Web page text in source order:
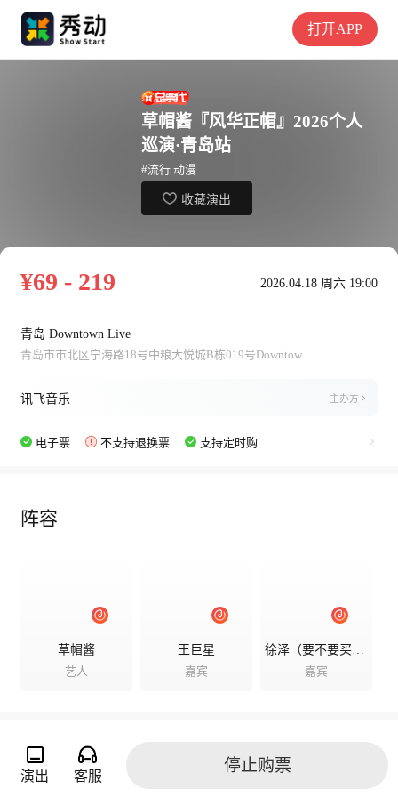
打开APP
草帽酱『风华正帽』2026个人
巡演·青岛站
#流行 动漫
收藏演出
¥69 - 219 2026.04.18 周六 19:00
青岛 Downtown Live
青岛市市北区宁海路18号中粮大悦城B栋019号Downtown Live
讯飞音乐 主办方
电子票 不支持退换票 支持定时购
阵容
草帽酱
艺人
王巨星
嘉宾
徐泽（要不要买菜）
嘉宾
演出详情
演出 客服
停止购票